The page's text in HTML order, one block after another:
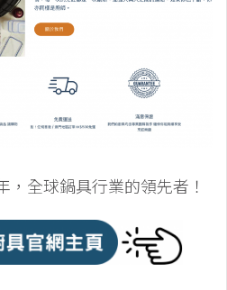
，全球鍋具行業的領先者！